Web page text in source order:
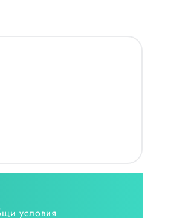
условия